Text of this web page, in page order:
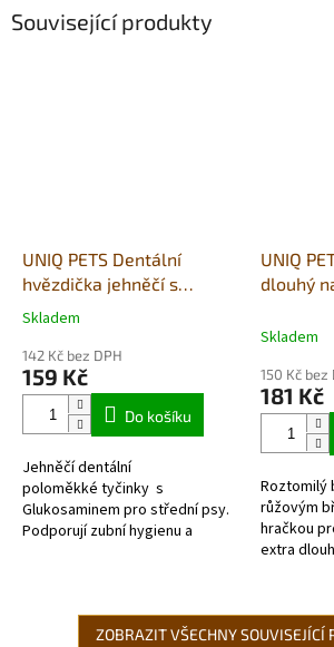
Související produkty
UNIQ PETS Dentální
hvězdička jehněčí s
glucosam.15x2cm střední
(houževnatá)
Průměrné
produktu
je
hvězdiček.
Skladem
142 Kč bez DPH
159 Kč
Do košíku
Jehněčí dentální
poloměkké tyčinky s
Glukosaminem pro střední psy.
Podporují zubní hygienu a
UNIQ
dlouhý
Skladem
150 Kč bez
181 Kč
Roztomilý
růžovým
hračkou
extra
takže...
ZOBRAZIT VŠECHNY SOUVISEJÍCÍ